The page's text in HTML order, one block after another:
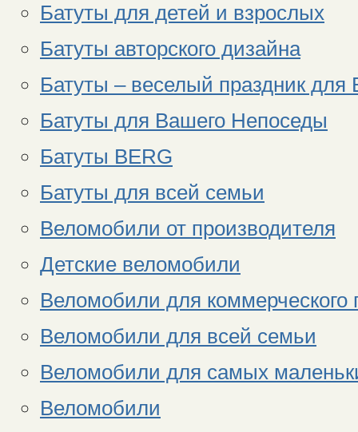
Батуты для детей и взрослых
Батуты авторского дизайна
Батуты – веселый праздник для
Батуты для Вашего Непоседы
Батуты BERG
Батуты для всей семьи
Веломобили от производителя
Детские веломобили
Веломобили для коммерческого
Веломобили для всей семьи
Веломобили для самых
Веломобили